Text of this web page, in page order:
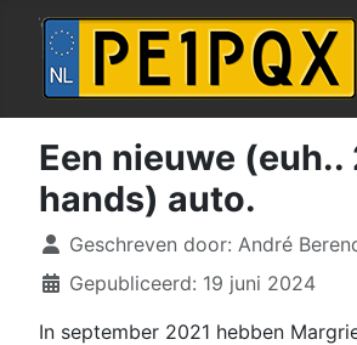
Een nieuwe (euh..
hands) auto.
DetailsGeschreven door: André
Gepubliceerd: 19 juni 2024
In september 2021 hebben